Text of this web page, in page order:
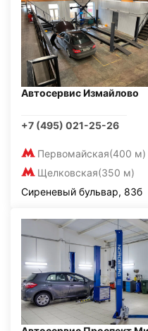
Автосервис Измайлово
+7 (495) 021-25-26
Первомайская(400 м)
Щелковская(350 м)
Сиреневый бульвар, 83б